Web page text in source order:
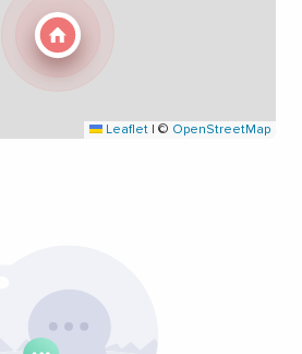
Leaflet | © OpenStreetMap